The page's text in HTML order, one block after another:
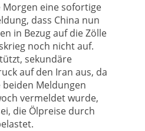
Morgen eine sofortige
dass China nun
in Bezug auf die Zölle
noch nicht auf.
sekundäre
auf den Iran aus, da
Meldungen
vermeldet wurde,
die Ölpreise durch